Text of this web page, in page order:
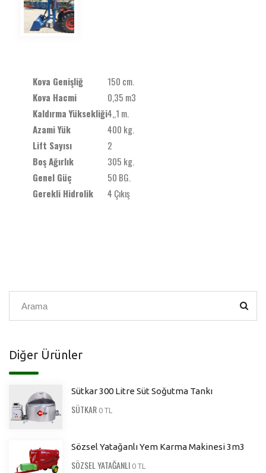
Kova Genişliğ
150 cm.
Kova Hacmi
0,35 m3
Kaldırma Yüksekliği4,,1 m.
Azami Yük
400 kg.
Lift Sayısı
2
Boş Ağırlık
305 kg.
Genel Güç
50 BG.
Gerekli Hidrolik
4 Çıkış
Diğer Ürünler
Sütkar 300 Litre Süt Soğutma Tankı
SÜTKAR 0 TL
Sözsel Yatağanlı Yem Karma Makinesi 3m3
SÖZSEL YATAĞANLI 0 TL